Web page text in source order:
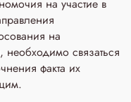
на участие в
на
необходимо связаться
факта их